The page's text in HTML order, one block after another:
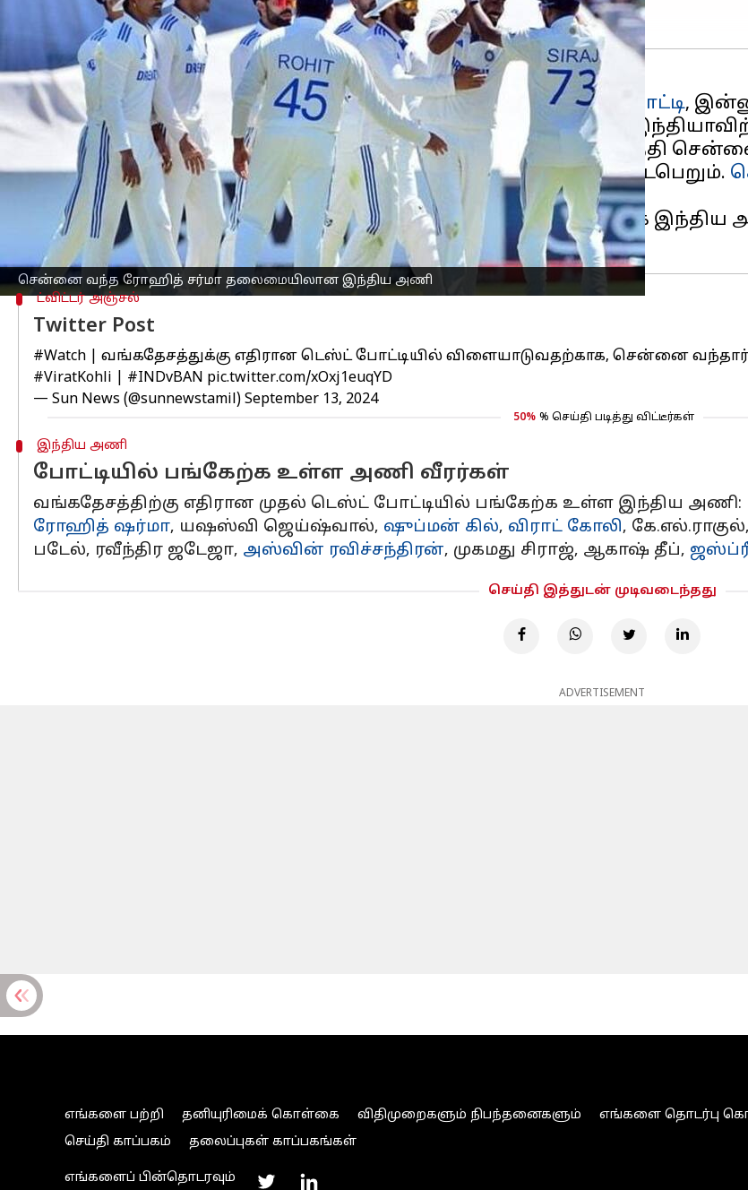
சென்னை வந்த ரோஹித் சர்மா தலைமையிலான இந்திய அணி
Venkatalakshmi V Sep 13, 2024 09:39 am
செய்தி முன்னோட்டம்
இந்தியாவுக்கும் , வங்கதேசத்திற்கும் இடையிலான முதல்டெஸ்ட் போட்டி,
போட்டிகள் கொண்ட இந்த
கிரிக்கெட்
டெஸ்ட் தொடரில் பங்கேற்க,
இந்த போட்டித்தொடரின் முதல் டெஸ்ட் போட்டி, செப்டம்பர் 19ஆம் தேதி
இரண்டாவது டெஸ்ட் போட்டி செப்டம்பர் 27ஆம் தேதி கான்பூரில் நடைபெறும்.
நடைபெறும்.
இதற்கிடையே, வங்கதேசத்திற்கு எதிரான முதல் டெஸ்டில் பங்கேற்க
ட்விட்டர் அஞ்சல்
Twitter Post
#Watch | வங்கதேசத்துக்கு எதிரான டெஸ்ட் போட்டியில் விளையாடுவதற்காக, சென்னை வந்தார்
#ViratKohli
#INDvBAN pic.twitter.com/xOxj1euqYD
— Sun News (@sunnewstamil) September 13, 2024
50% % செய்தி படித்து விட்டீர்கள்
இந்திய அணி
போட்டியில் பங்கேற்க உள்ள அணி வீரர்கள்
வங்கதேசத்திற்கு எதிரான முதல் டெஸ்ட் போட்டியில் பங்கேற்க உள்ள இந்திய அணி:
ரோஹித் ஷர்மா, யஷஸ்வி ஜெய்ஷ்வால், ஷுப்மன் கில், விராட் கோலி,
படேல், ரவீந்திர ஜடேஜா, அஸ்வின் ரவிச்சந்திரன், முகமது சிராஜ், ஆகாஷ் தீப்,
செய்தி இத்துடன் முடிவடைந்தது
ADVERTISEMENT
எங்களை பற்றி தனியுரிமைக் கொள்கை விதிமுறைகளும் நிபந்தனைகளும் எங்களை தொடர்பு
செய்தி காப்பகம்
தலைப்புகள் காப்பகங்கள்
எங்களைப் பின்தொடரவும்